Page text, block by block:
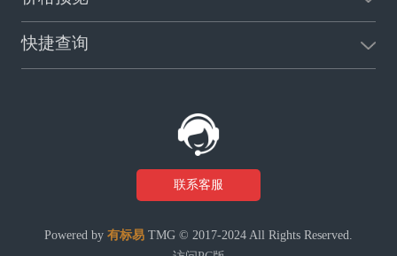
快捷查询
联系客服
Powered by 有标易 TMG © 2017-2024 All Rights Reserved.